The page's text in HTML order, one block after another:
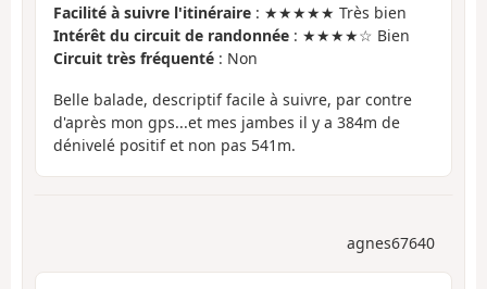
Facilité à suivre l'itinéraire : ★★★★★ Très bien
Intérêt du circuit de randonnée : ★★★★☆ Bien
Circuit très fréquenté : Non
Belle balade, descriptif facile à suivre, par contre
d'après mon gps...et mes jambes il y a 384m de
dénivelé positif et non pas 541m.
agnes67640